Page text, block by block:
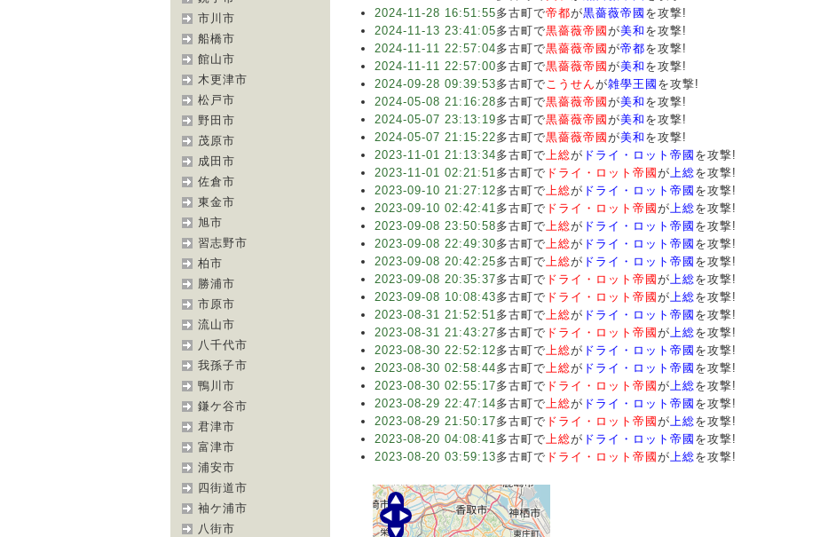
市川市
船橋市
館山市
木更津市
松戸市
野田市
茂原市
成田市
佐倉市
東金市
旭市
習志野市
柏市
勝浦市
市原市
流山市
八千代市
我孫子市
鴨川市
鎌ケ谷市
君津市
富津市
浦安市
四街道市
袖ケ浦市
八街市
2024-11-28 16:51:55多古町で帝都が黒薔薇帝國 を攻撃!
2024-11-13 23:41:05多古町で黒薔薇帝國 が美和 を攻撃!
2024-11-11 22:57:04多古町で黒薔薇帝國 が帝都を攻撃!
2024-11-11 22:57:00多古町で黒薔薇帝國 が美和 を攻撃!
2024-09-28 09:39:53多古町でこうせんが雑學王國 を攻撃!
2024-05-08 21:16:28多古町で黒薔薇帝國 が美和 を攻撃!
2024-05-07 23:13:19多古町で黒薔薇帝國 が美和 を攻撃!
2024-05-07 21:15:22多古町で黒薔薇帝國 が美和 を攻撃!
2023-11-01 21:13:34多古町で上総が ドライ・ロット帝國 を攻撃!
2023-11-01 02:21:51多古町で ドライ・ロット帝國 が上総を攻撃!
2023-09-10 21:27:12多古町で上総が ドライ・ロット帝國 を攻撃!
2023-09-10 02:42:41多古町で ドライ・ロット帝國 が上総を攻撃!
2023-09-08 23:50:58多古町で上総が ドライ・ロット帝國 を攻撃!
2023-09-08 22:49:30多古町で上総が ドライ・ロット帝國 を攻撃!
2023-09-08 20:42:25多古町で上総が ドライ・ロット帝國 を攻撃!
2023-09-08 20:35:37多古町で ドライ・ロット帝國 が上総を攻撃!
2023-09-08 10:08:43多古町で ドライ・ロット帝國 が上総を攻撃!
2023-08-31 21:52:51多古町で上総が ドライ・ロット帝國 を攻撃!
2023-08-31 21:43:27多古町で ドライ・ロット帝國 が上総を攻撃!
2023-08-30 22:52:12多古町で上総が ドライ・ロット帝國 を攻撃!
2023-08-30 02:58:44多古町で上総が ドライ・ロット帝國 を攻撃!
2023-08-30 02:55:17多古町で ドライ・ロット帝國 が上総を攻撃!
2023-08-29 22:47:14多古町で上総が ドライ・ロット帝國 を攻撃!
2023-08-29 21:50:17多古町で ドライ・ロット帝國 が上総を攻撃!
2023-08-20 04:08:41多古町で上総が ドライ・ロット帝國 を攻撃!
2023-08-20 03:59:13多古町で ドライ・ロット帝國 が上総を攻撃!